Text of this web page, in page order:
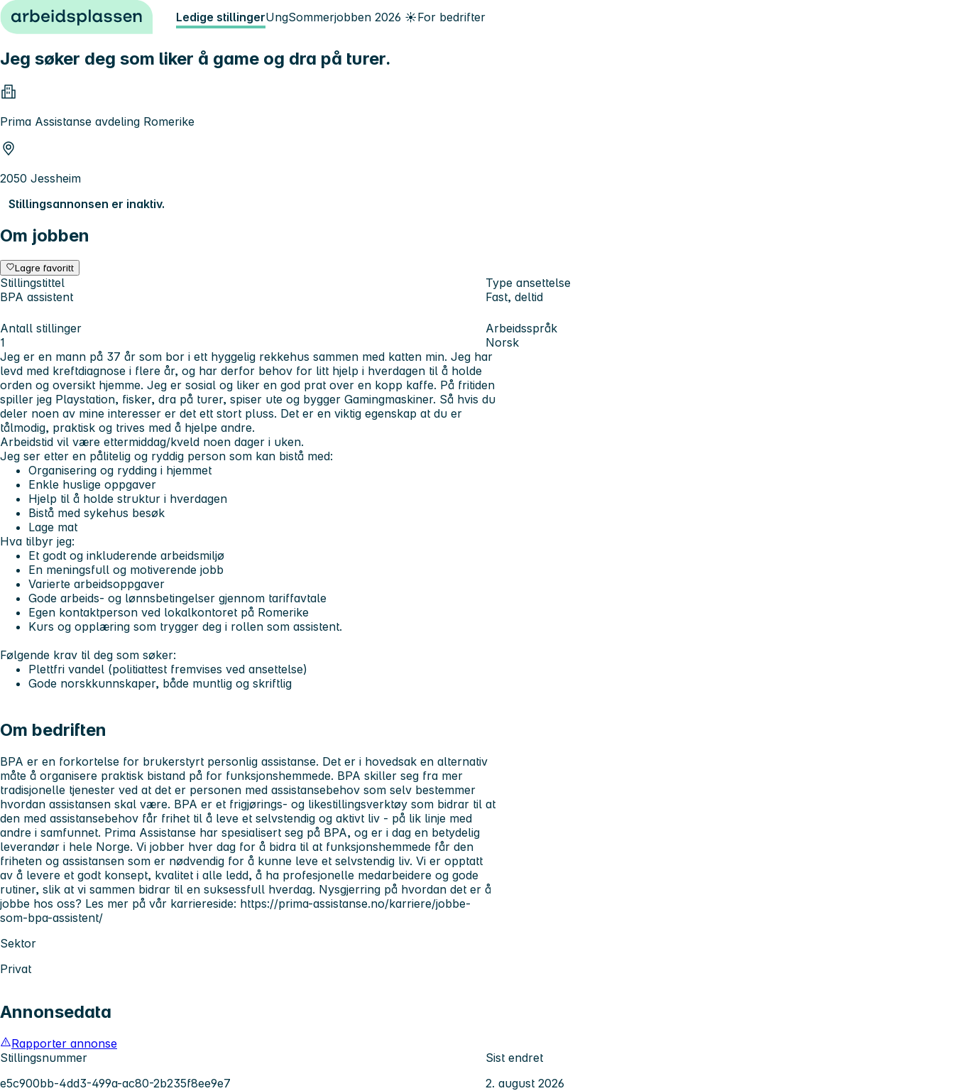
Hopp til innhold Ledige stillingerUngSommerjobben 2026 ☀️For bedrifter
Jeg søker deg som liker å game og dra på turer.
Prima Assistanse avdeling Romerike
2050 Jessheim
Stillingsannonsen er inaktiv.
Om jobben
Lagre favoritt
Stillingstittel
BPA assistent
Type ansettelse
Fast, deltid
Antall stillinger
1
Arbeidsspråk
Norsk
Jeg er en mann på 37 år som bor i ett hyggelig rekkehus sammen med katten min. Jeg har
levd med kreftdiagnose i flere år, og har derfor behov for litt hjelp i hverdagen til å holde
orden og oversikt hjemme. Jeg er sosial og liker en god prat over en kopp kaffe. På fritiden
spiller jeg Playstation, fisker, dra på turer, spiser ute og bygger Gamingmaskiner. Så hvis du
deler noen av mine interesser er det ett stort pluss. Det er en viktig egenskap at du er
tålmodig, praktisk og trives med å hjelpe andre.
Arbeidstid vil være ettermiddag/kveld noen dager i uken.
Jeg ser etter en pålitelig og ryddig person som kan bistå med:
Organisering og rydding i hjemmet
Enkle huslige oppgaver
Hjelp til å holde struktur i hverdagen
Bistå med sykehus besøk
Lage mat
Hva tilbyr jeg:
Et godt og inkluderende arbeidsmiljø
En meningsfull og motiverende jobb
Varierte arbeidsoppgaver
Gode arbeids- og lønnsbetingelser gjennom tariffavtale
Egen kontaktperson ved lokalkontoret på Romerike
Kurs og opplæring som trygger deg i rollen som assistent.
Følgende krav til deg som søker:
Plettfri vandel (politiattest fremvises ved ansettelse)
Gode norskkunnskaper, både muntlig og skriftlig
Om bedriften
BPA er en forkortelse for brukerstyrt personlig assistanse. Det er i hovedsak en alternativ
måte å organisere praktisk bistand på for funksjonshemmede. BPA skiller seg fra mer
tradisjonelle tjenester ved at det er personen med assistansebehov som selv bestemmer
hvordan assistansen skal være. BPA er et frigjørings- og likestillingsverktøy som bidrar til at
den med assistansebehov får frihet til å leve et selvstendig og aktivt liv - på lik linje med
andre i samfunnet. Prima Assistanse har spesialisert seg på BPA, og er i dag en betydelig
leverandør i hele Norge. Vi jobber hver dag for å bidra til at funksjonshemmede får den
friheten og assistansen som er nødvendig for å kunne leve et selvstendig liv. Vi er opptatt
av å levere et godt konsept, kvalitet i alle ledd, å ha profesjonelle medarbeidere og gode
rutiner, slik at vi sammen bidrar til en suksessfull hverdag. Nysgjerring på hvordan det er å
jobbe hos oss? Les mer på vår karriereside: https://prima-assistanse.no/karriere/jobbe-
som-bpa-assistent/
Sektor
Privat
Annonsedata
Rapporter annonse
Stillingsnummer
e5c900bb-4dd3-499a-ac80-2b235f8ee9e7
Sist endret
2. august 2026